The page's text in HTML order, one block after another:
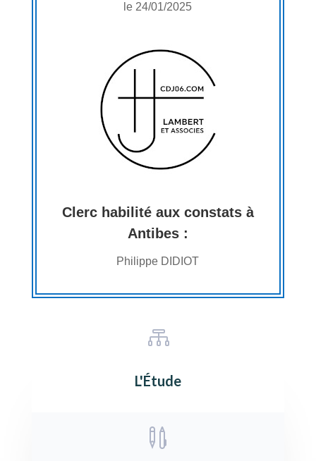
le 24/01/2025
Clerc habilité aux constats à
Antibes :
Philippe DIDIOT

L'Étude
